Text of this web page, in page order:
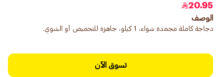
20.95
الوصف
دجاجة كاملة مجمدة شواء، 1 كيلو، جاهزة للتحميص أو الشوي.
تسوق الآن